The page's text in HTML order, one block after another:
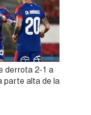
derrota 2-1 a
parte alta de la